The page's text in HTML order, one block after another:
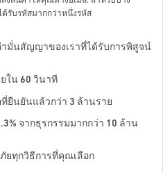
รับรหัสมากกว่าหนึ่งรหัส
ำมั่นสัญญาของเราที่ได้รับการพิสูจน์
ใน 60 วินาที
ยืนยันแล้วกว่า 3 ล้านราย
จากธุรกรรมมากกว่า 10 ล้าน
ยทุกวิธีการที่คุณเลือก